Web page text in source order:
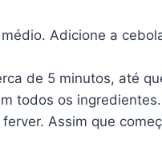
Adicione a
de 5 minutos, até
todos os ingredientes.
Assim que